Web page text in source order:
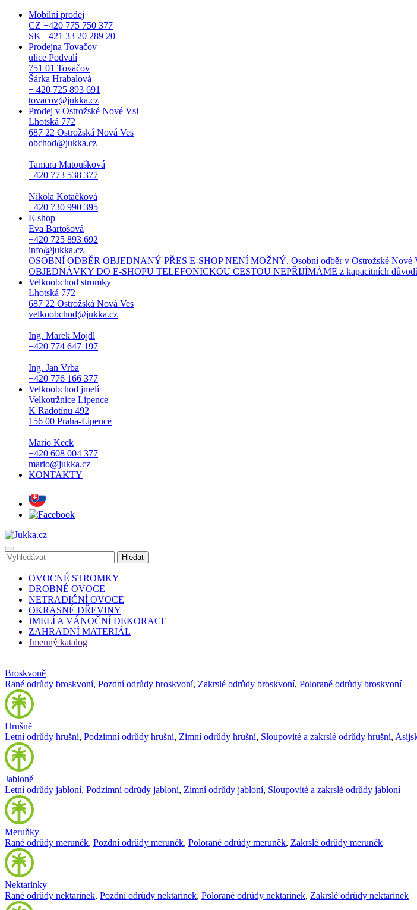
Mobilní prodej
CZ +420 775 750 377
SK +421 33 20 289 20
Prodejna Tovačov
ulice Podvalí
751 01 Tovačov
Šárka Hrabalová
+ 420 725 893 691
tovacov@jukka.cz
Prodej v Ostrožské Nové Vsi
Lhotská 772
687 22 Ostrožská Nová Ves
obchod@jukka.cz
Tamara Matoušková
+420 773 538 377
Nikola Kotačková
+420 730 990 395
E-shop
Eva Bartošová
+420 725 893 692
info@jukka.cz
OSOBNÍ ODBĚR OBJEDNANÝ PŘES E-SHOP NENÍ MOŽNÝ. Osobní odběr v Ostrožské Nové
OBJEDNÁVKY DO E-SHOPU TELEFONICKOU CESTOU NEPŘIJÍMÁME z kapacitních
Velkoobchod stromky
Lhotská 772
687 22 Ostrožská Nová Ves
velkoobchod@jukka.cz
Ing. Marek Mojdl
+420 774 647 197
Ing. Jan Vrba
+420 776 166 377
Velkoobchod jmelí
Velkotržnice Lipence
K Radotínu 492
156 00 Praha-Lipence
Mario Keck
+420 608 004 377
mario@jukka.cz
KONTAKTY
OVOCNÉ STROMKY
DROBNÉ OVOCE
NETRADIČNÍ OVOCE
OKRASNÉ DŘEVINY
JMELÍ A VÁNOČNÍ DEKORACE
ZAHRADNÍ MATERIÁL
Jmenný katalog
Broskvoně
Rané odrůdy broskvoní, Pozdní odrůdy broskvoní, Zakrslé odrůdy broskvoní, Polorané odrůdy broskvoní
Hrušně
Letní odrůdy hrušní, Podzimní odrůdy hrušní, Zimní odrůdy hrušní, Sloupovité a zakrslé odrůdy hrušní,
Jabloně
Letní odrůdy jabloní, Podzimní odrůdy jabloní, Zimní odrůdy jabloní, Sloupovité a zakrslé odrůdy jabloní
Meruňky
Rané odrůdy meruněk, Pozdní odrůdy meruněk, Polorané odrůdy meruněk, Zakrslé odrůdy meruněk
Nektarinky
Rané odrůdy nektarinek, Pozdní odrůdy nektarinek, Polorané odrůdy nektarinek, Zakrslé odrůdy nektarinek